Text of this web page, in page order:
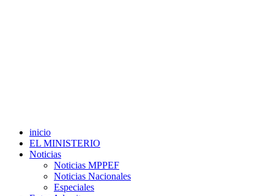
inicio
EL MINISTERIO
Noticias
Noticias MPPEF
Noticias Nacionales
Especiales